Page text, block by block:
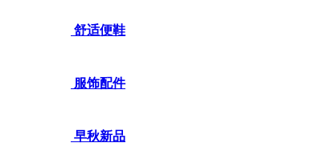
舒适便鞋
服饰配件
早秋新品